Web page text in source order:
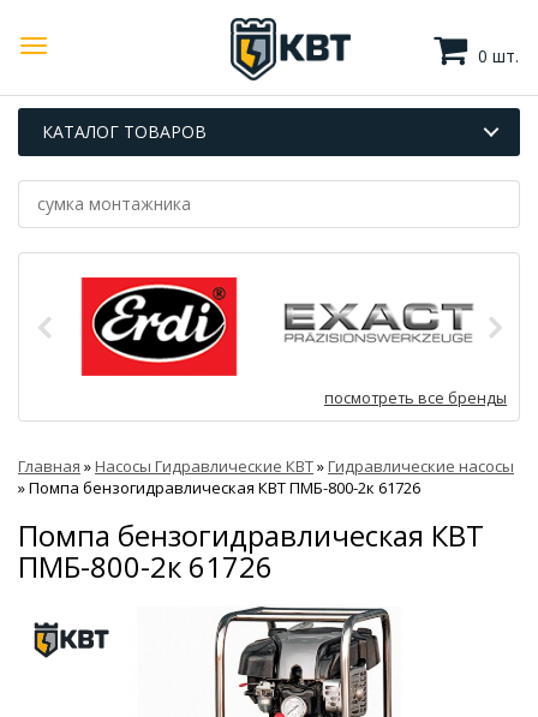
0 шт.
КАТАЛОГ ТОВАРОВ
посмотреть все бренды
Главная »Насосы Гидравлические КВТ»Гидравлические насосы
»Помпа бензогидравлическая КВТ ПМБ-800-2к 61726
Помпа бензогидравлическая КВТ
ПМБ-800-2к 61726